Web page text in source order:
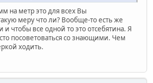
на метр это для всех Вы
меру что ли? Вообще-то есть же
чтобы все одной то это отсебятина. Я
посоветоваться со знающими. Чем
ходить.